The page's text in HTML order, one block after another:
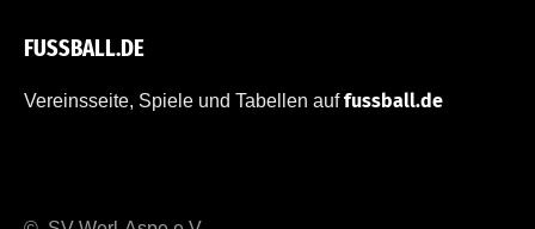
FUSSBALL.DE
Vereinsseite, Spiele und Tabellen auffussball.de